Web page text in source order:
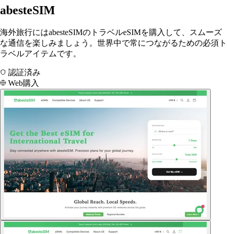
abesteSIM
海外旅行にはabesteSIMのトラベルeSIMを購入して、スムーズ
な通信を楽しみましょう。世界中で常につながるための必須ト
ラベルアイテムです。
認証済み
Web購入